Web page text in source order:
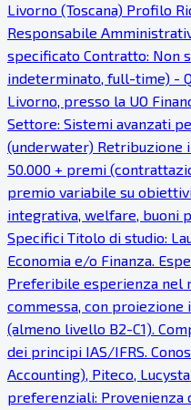
Livorno (Toscana) Profilo
Responsabile
specificato Contratto: Non
indeterminato, full-time) -
Livorno, presso la UO
Settore: Sistemi avanzati
(underwater) Retribuzione
50.000 + premi
premio variabile su
integrativa, welfare, buoni
Specifici Titolo di studio:
Economia e/o Finanza.
Preferibile esperienza nel
commessa, con proiezione
(almeno livello B2-C1).
dei principi IAS/IFRS.
Accounting), Piteco,
preferenziali: Provenienza